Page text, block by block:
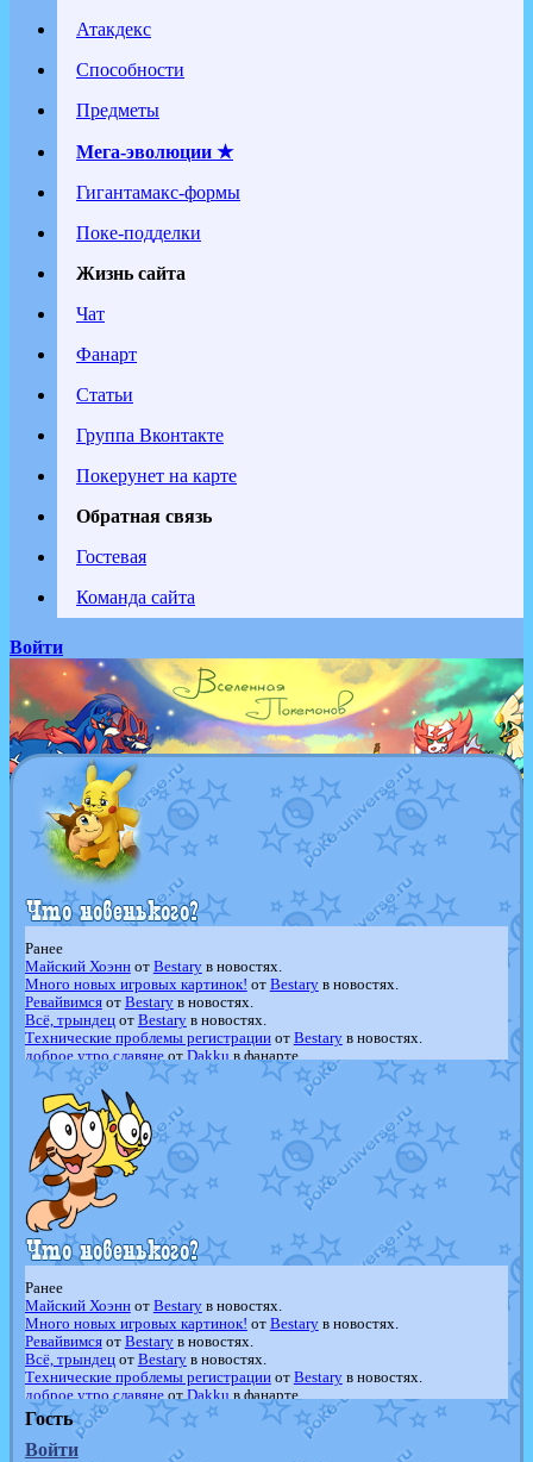
Атакдекс
Способности
Предметы
Мега-эволюции ★
Гигантамакс-формы
Поке-подделки
Жизнь сайта
Чат
Фанарт
Статьи
Группа Вконтакте
Покерунет на карте
Обратная связь
Гостевая
Команда сайта
Войти
Ранее
Майский Хоэннот Bestaryв новостях.
Много новых игровых картинок! от Bestaryв новостях.
Ревайвимсяот Bestaryв новостях.
Всё, трындецот Bestaryв новостях.
Технические проблемы регистрацииот Bestaryв новостях.
доброе утро славянеот Dakku в фанарте.
Йолда и Мимикью отMavisNyanCatв фанарте.
Недовольный котомангуст
в фанарте.
The Dark Wishmaker
отRandomon
шадоу спиритомботilovearceus
в фанарте.
траббишотilovearceusв фанарте.
Raging BoltотGraceDaFox
в фанарте.
Shadow mismagiusотJOK_julia
в фанарте.
художникотvicavicaв фанарте.
Ранее
Майский Хоэннот Bestaryв новостях.
Много новых игровых картинок! от Bestaryв новостях.
Ревайвимсяот Bestaryв новостях.
Всё, трындецот Bestaryв новостях.
Технические проблемы регистрацииот Bestaryв новостях.
доброе утро славянеот Dakku в фанарте.
Йолда и МимикьюотMavisNyanCatв фанарте.
Недовольный котомангуст
в фанарте.
The Dark Wishmaker
отRandomon
Гость
Войти